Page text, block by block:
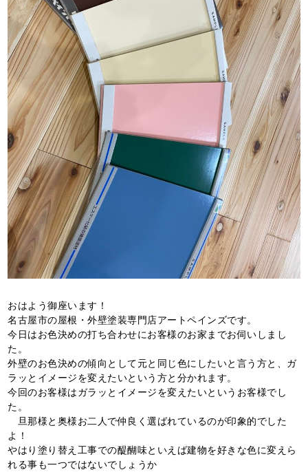
おはよう御座います！
名古屋市の屋根・外壁塗装専門店アートペインズです。
今日はお色決めの打ち合わせにお客様のお家までお伺いしまし
た。
外壁のお色決めの傾向として元と同じ色にしたいと言う方と、ガ
ラッとイメージを変えたいという方と分かれます。
今回のお客様はガラッとイメージを変えたいというお客様でし
た。
旦那様と奥様お二人で仲良く選ばれているのが印象的でした
よ！
やはり塗り替え工事での醍醐味といえば建物を好きな色に変えら
れる事も一つではないでしょうか